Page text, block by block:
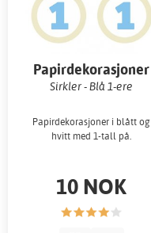
Papirdekorasjoner
Sirkler - Blå 1-ere
Papirdekorasjoner i blått og
hvitt med 1-tall på.
10 NOK